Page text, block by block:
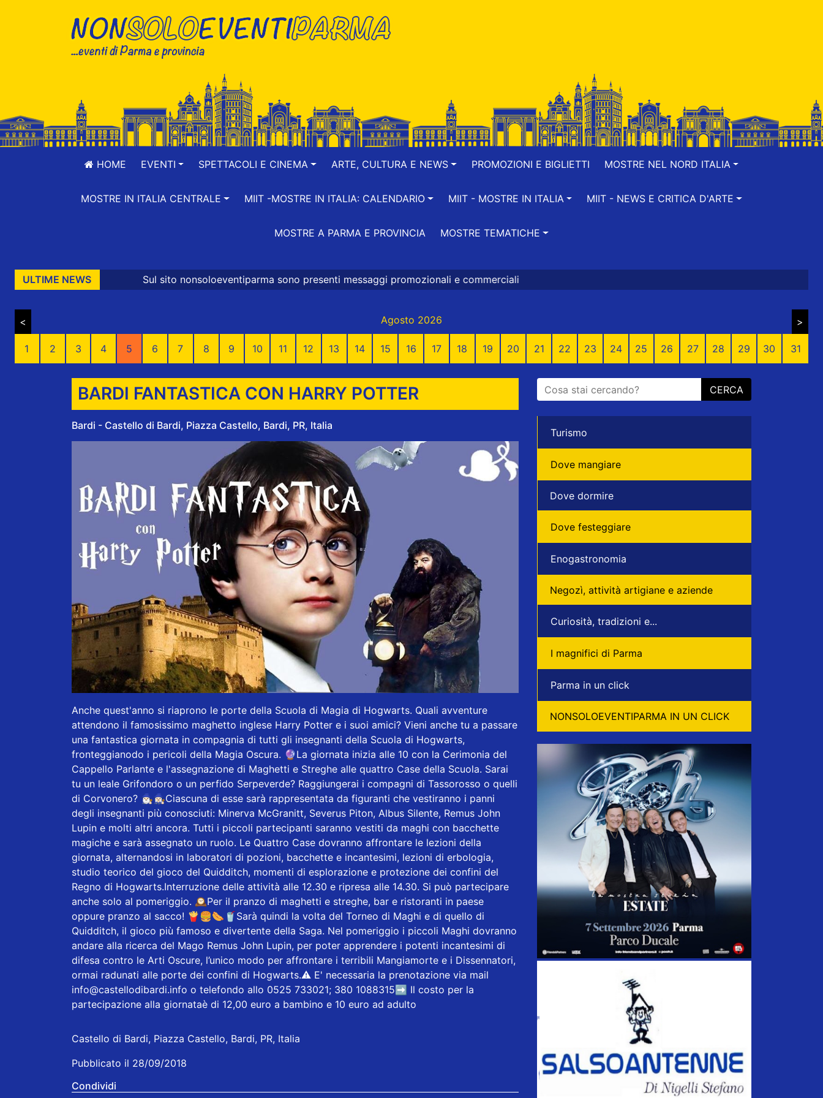
HOME EVENTI SPETTACOLI E CINEMA ARTE, CULTURA E NEWS PROMOZIONI E BIGLIETTI MOSTRE NEL NORD ITALIA
MOSTRE IN ITALIA CENTRALE MIIT -MOSTRE IN ITALIA: CALENDARIO MIIT - MOSTRE IN ITALIA MIIT - NEWS E CRITICA D'ARTE
MOSTRE A PARMA E PROVINCIA MOSTRE TEMATICHE
ULTIME NEWS
Sul sito nonsoloeventiparma sono presenti messaggi promozionali e commerciali
< Agosto 2026 >
1 2 3 4 5 6 7 8 9 10 11 12 13 14 15 16 17 18 19 20 21 22 23 24 25 26 27 28 29 30 31
BARDI FANTASTICA CON HARRY POTTER
Bardi - Castello di Bardi, Piazza Castello, Bardi, PR, Italia
Anche quest'anno si riaprono le porte della Scuola di Magia di Hogwarts. Quali avventure
attendono il famosissimo maghetto inglese Harry Potter e i suoi amici? Vieni anche tu a passare
una fantastica giornata in compagnia di tutti gli insegnanti della Scuola di Hogwarts,
fronteggianodo i pericoli della Magia Oscura. 🔮La giornata inizia alle 10 con la Cerimonia del
Cappello Parlante e l'assegnazione di Maghetti e Streghe alle quattro Case della Scuola. Sarai
tu un leale Grifondoro o un perfido Serpeverde? Raggiungerai i compagni di Tassorosso o quelli
di Corvonero? 🧙🏻‍♂️🧙🏻‍♀️Ciascuna di esse sarà rappresentata da figuranti che vestiranno i panni
degli insegnanti più conosciuti: Minerva McGranitt, Severus Piton, Albus Silente, Remus John
Lupin e molti altri ancora. Tutti i piccoli partecipanti saranno vestiti da maghi con bacchette
magiche e sarà assegnato un ruolo. Le Quattro Case dovranno affrontare le lezioni della
giornata, alternandosi in laboratori di pozioni, bacchette e incantesimi, lezioni di erbologia,
studio teorico del gioco del Quidditch, momenti di esplorazione e protezione dei confini del
Regno di Hogwarts.Interruzione delle attività alle 12.30 e ripresa alle 14.30. Si può partecipare
anche solo al pomeriggio. 🕰Per il pranzo di maghetti e streghe, bar e ristoranti in paese
oppure pranzo al sacco! 🍟🍔🌭🥤Sarà quindi la volta del Torneo di Maghi e di quello di
Quidditch, il gioco più famoso e divertente della Saga. Nel pomeriggio i piccoli Maghi dovranno
andare alla ricerca del Mago Remus John Lupin, per poter apprendere i potenti incantesimi di
difesa contro le Arti Oscure, l’unico modo per affrontare i terribili Mangiamorte e i Dissennatori,
ormai radunati alle porte dei confini di Hogwarts.⚠️ E' necessaria la prenotazione via mail
info@castellodibardi.info o telefondo allo 0525 733021; 380 1088315➡️ Il costo per la
partecipazione alla giornataè di 12,00 euro a bambino e 10 euro ad adulto
Castello di Bardi, Piazza Castello, Bardi, PR, Italia
Pubblicato il 28/09/2018
Condividi
CERCA
Turismo
Dove mangiare
Dove dormire
Dove festeggiare
Enogastronomia
Negozì, attività artigiane e aziende
Curiosità, tradizioni e...
I magnifici di Parma
Parma in un click
NONSOLOEVENTIPARMA IN UN CLICK